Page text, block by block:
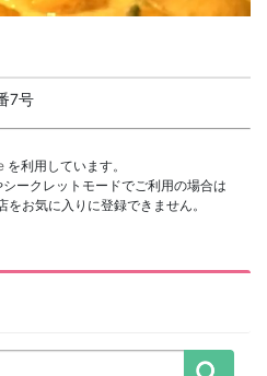
7号
を利用しています。
ークレットモードでご利用の場合は
お気に入りに登録できません。